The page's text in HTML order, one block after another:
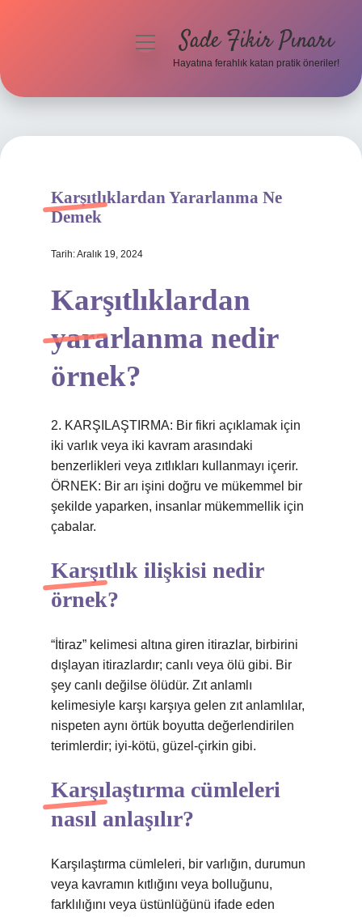
Hakkımızda
menüyüSade Fikir Pınarı
Hayatına ferahlık katan pratik öneriler!
Karşıtlıklardan Yararlanma Ne
Demek
Tarih: Aralık 19, 2024
Karşıtlıklardan
yararlanma nedir
örnek?
2. KARŞILAŞTIRMA: Bir fikri açıklamak için
iki varlık veya iki kavram arasındaki
benzerlikleri veya zıtlıkları kullanmayı içerir.
ÖRNEK: Bir arı işini doğru ve mükemmel bir
şekilde yaparken, insanlar mükemmellik için
çabalar.
Karşıtlık ilişkisi nedir
örnek?
“İtiraz” kelimesi altına giren itirazlar, birbirini
dışlayan itirazlardır; canlı veya ölü gibi. Bir
şey canlı değilse ölüdür. Zıt anlamlı
kelimesiyle karşı karşıya gelen zıt anlamlılar,
nispeten aynı örtük boyutta değerlendirilen
terimlerdir; iyi-kötü, güzel-çirkin gibi.
Karşılaştırma cümleleri
nasıl anlaşılır?
Karşılaştırma cümleleri, bir varlığın, durumun
veya kavramın kıtlığını veya bolluğunu,
farklılığını veya üstünlüğünü ifade eden